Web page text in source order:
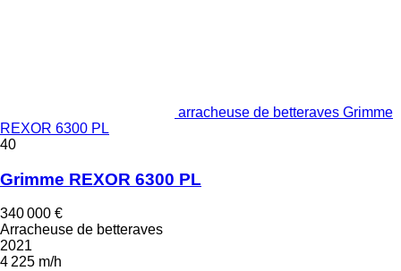
arracheuse de betteraves Grimme
REXOR 6300 PL
40
Grimme REXOR 6300 PL
340 000 €
Arracheuse de betteraves
2021
4 225 m/h